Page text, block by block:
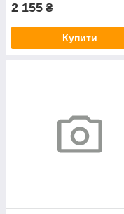
2 155 ₴
Купити